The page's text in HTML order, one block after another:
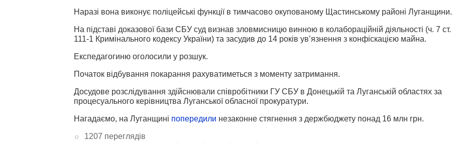
Наразі вона виконує поліцейські функції в тимчасово окупованому Щастинському районі Луганщини.
На підставі доказової бази СБУ суд визнав зловмисницю винною в колабораційній діяльності (ч. 7 ст.
111-1 Кримінального кодексу України) та засудив до 14 років ув’язнення з конфіскацією майна.
Експедагогиню оголосили у розшук.
Початок відбування покарання рахуватиметься з моменту затримання.
Досудове розслідування здійснювали співробітники ГУ СБУ в Донецькій та Луганській областях за
процесуального керівництва Луганської обласної прокуратури.
Нагадаємо, на Луганщині попередили незаконне стягнення з держбюджету понад 16 млн грн.
1207 переглядів